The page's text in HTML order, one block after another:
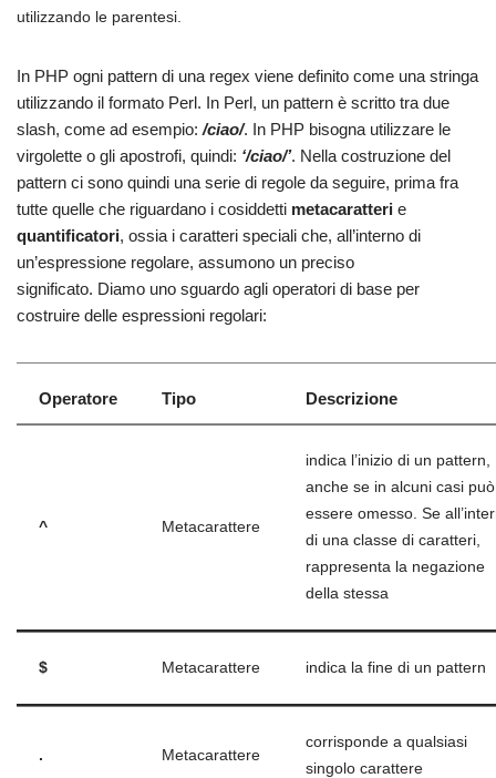
utilizzando le parentesi.
In PHP ogni pattern di una regex viene definito come una stringa
utilizzando il formato Perl. In Perl, un pattern è scritto tra due
slash, come ad esempio: /ciao/. In PHP bisogna utilizzare le
virgolette o gli apostrofi, quindi: ‘/ciao/’. Nella costruzione del
pattern ci sono quindi una serie di regole da seguire, prima fra
tutte quelle che riguardano i cosiddetti metacaratteri e
quantificatori, ossia i caratteri speciali che, all’interno di
un’espressione regolare, assumono un preciso
significato. Diamo uno sguardo agli operatori di base per
costruire delle espressioni regolari:
Operatore Tipo Descrizione
^ Metacarattere
indica l’inizio di un pattern,
anche se in alcuni casi può
essere omesso. Se
di una classe di caratteri,
rappresenta la negazione
della stessa
$ Metacarattere indica la fine di un pattern
. Metacarattere
corrisponde a qualsiasi
singolo carattere